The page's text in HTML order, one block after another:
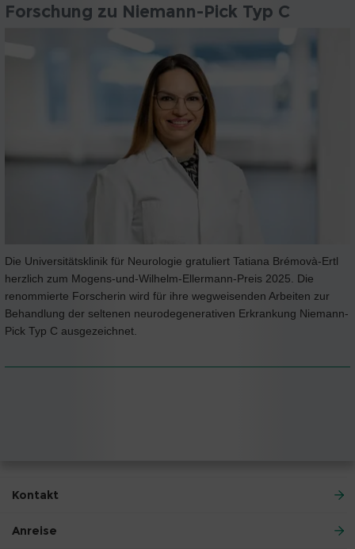
Forschung zu Niemann-Pick Typ C
Die Universitätsklinik für Neurologie gratuliert Tatiana Brémovà-Ertl
herzlich zum Mogens-und-Wilhelm-Ellermann-Preis 2025. Die
renommierte Forscherin wird für ihre wegweisenden Arbeiten zur
Behandlung der seltenen neurodegenerativen Erkrankung Niemann-
Pick Typ C ausgezeichnet.
Kontakt
Anreise